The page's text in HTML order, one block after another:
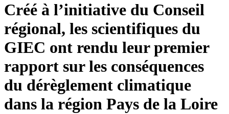
Créé à l’initiative du Conseil
régional, les scientifiques du
GIEC ont rendu leur premier
rapport sur les conséquences
du dérèglement climatique
dans la région Pays de la Loire